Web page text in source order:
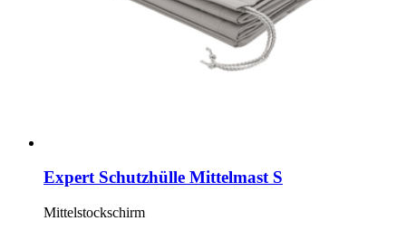
Expert Schutzhülle Mittelmast S
Mittelstockschirm